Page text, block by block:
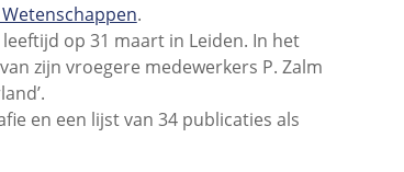
.
op 31 maart in Leiden. In het
zijn vroegere medewerkers P. Zalm
en een lijst van 34 publicaties als